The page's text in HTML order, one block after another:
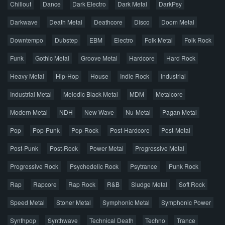
Chillout Dance Dark Electro Dark Metal DarkPsy
Darkwave Death Metal Deathcore Disco Doom Metal
Downtempo Dubstep EBM Electro Folk Metal Folk Rock
Funk Gothic Metal Groove Metal Hardcore Hard Rock
Heavy Metal Hip-Hop House Indie Rock Industrial
Industrial Metal Melodic Black Metal MDM Metalcore
Modern Metal NDH New Wave Nu-Metal Pagan Metal
Pop Pop-Punk Pop-Rock Post-Hardcore Post-Metal
Post-Punk Post-Rock Power Metal Progressive Metal
Progressive Rock Psychedelic Rock Psytrance Punk Rock
Rap Rapcore Rap Rock R&B Sludge Metal Soft Rock
Speed Metal Stoner Metal Symphonic Metal Symphonic Power
Synthpop Synthwave Technical Death Techno Trance
Главная Поиск по сайту
Карта сайта
Джаз
Метал Поп Рэп Рок Шансон
Весь материал выложен для ознакомления, после
лицензионную копию.